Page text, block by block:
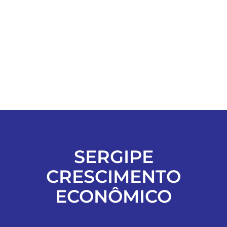
FALE CONOSCO
EDIÇÕES EM PDF
SERGIPE
CRESCIMENTO
ECONÔMICO